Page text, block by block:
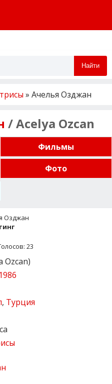
Найти
» Ачелья Озджан
/ Acelya Ozcan
Фильмы
Фото
23
Ozcan)
, Турция